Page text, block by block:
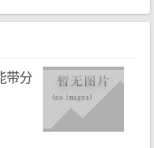
带分